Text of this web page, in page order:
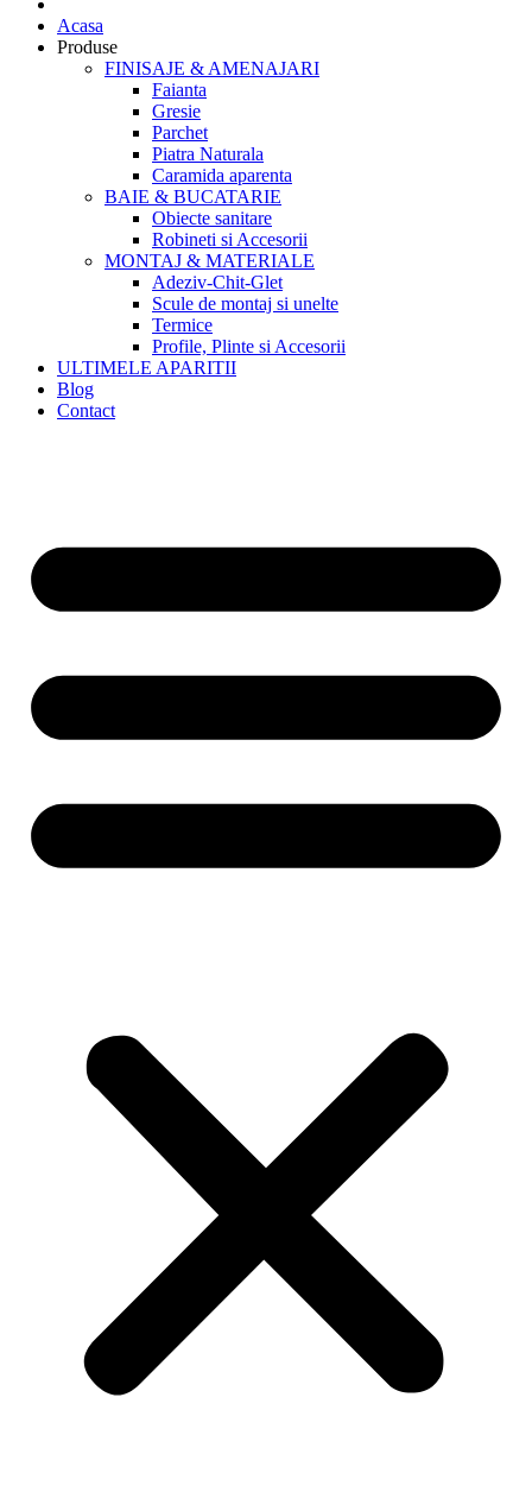
Acasa
Produse
FINISAJE & AMENAJARI
Faianta
Gresie
Parchet
Piatra Naturala
Caramida aparenta
BAIE & BUCATARIE
Obiecte sanitare
Robineti si Accesorii
MONTAJ & MATERIALE
Adeziv-Chit-Glet
Scule de montaj si unelte
Termice
Profile, Plinte si Accesorii
ULTIMELE APARITII
Blog
Contact